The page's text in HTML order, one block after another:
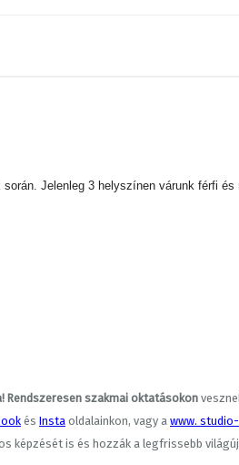
Jelenleg 3 helyszínen várunk férfi és
Rendszeresen szakmai oktatásokon
és Insta oldalainkon, vagy a www.
képzését is és hozzák a legfrissebb